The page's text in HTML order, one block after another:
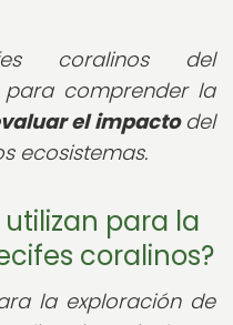
coralinos del
comprender la
el impactodel
ecosistemas.
utilizan para la
coralinos?
la exploración de